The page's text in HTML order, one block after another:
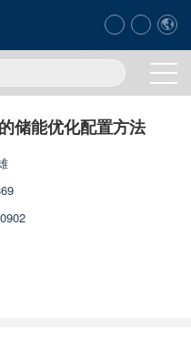
储能优化配置方法